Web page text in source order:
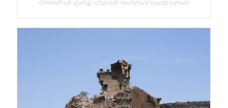
Հոռոմոսի վանք, Հեչուփ Վահրամ դամբարան